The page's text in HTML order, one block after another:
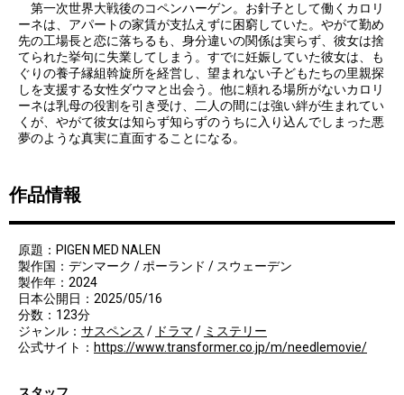
第一次世界大戦後のコペンハーゲン。お針子として働くカロリ
ーネは、アパートの家賃が支払えずに困窮していた。やがて勤め
先の工場長と恋に落ちるも、身分違いの関係は実らず、彼女は捨
てられた挙句に失業してしまう。すでに妊娠していた彼女は、も
ぐりの養子縁組斡旋所を経営し、望まれない子どもたちの里親探
しを支援する女性ダウマと出会う。他に頼れる場所がないカロリ
ーネは乳母の役割を引き受け、二人の間には強い絆が生まれてい
くが、やがて彼女は知らず知らずのうちに入り込んでしまった悪
夢のような真実に直面することになる。
作品情報
原題：PIGEN MED NALEN
製作国：デンマーク / ポーランド / スウェーデン
製作年：2024
日本公開日：2025/05/16
分数：123分
ジャンル： サスペンス / ドラマ / ミステリー
公式サイト： https://www.transformer.co.jp/m/needlemovie/